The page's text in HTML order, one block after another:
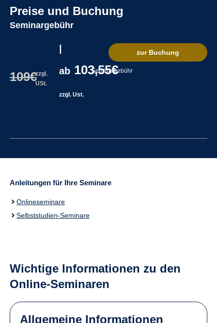
Preise und Buchung
Seminargebühr
109€zzgl.
USt.
|
ab 103,55€
zzgl. Ust.
Seminargebühr
zur Buchung
Anleitungen für Ihre Seminare
Onlineseminare
Selbststudien-Seminare
Wichtige Informationen zu den
Online-Seminaren
Allgemeine Informationen